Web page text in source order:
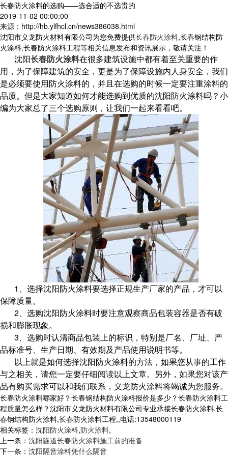
长春防火涂料的选购——选合适的不选贵的
2019-11-02 00:00:00
来源：http://hb.ylfhcl.cn/news386038.html
沈阳市义龙防火材料有限公司为您免费提供长春防火涂料,长春钢结构防
火涂料,长春防火涂料工程等相关信息发布和资讯展示，敬请关注！
沈阳长春防火涂料在很多建筑设施中都有着至关重要的作
用，为了保障建筑的安全，更是为了保障设施内人身安全，我们
是必须要使用防火涂料的，并且在选购的时候一定要注重涂料的
品质。但是大家知道如何才能选购到优质的沈阳防火涂料吗？小
编为大家总了三个选购原则，让我们一起来看看吧。
1、选择沈阳防火涂料要选择正规生产厂家的产品，才可以
保障质量。
2、选购沈阳防火涂料时要注意观察商品包装容器是否有破
损和膨胀现象。
3、选购时认清商品包装上的标识，特别是厂名、厂址、产
品标准号、生产日期、有效期及产品使用说明书等。
以上就是如何选择沈阳防火涂料的方法，如果您从事的工作
与之相关，请您一定要仔细阅读以上文章。另外，如果您对该产
品有购买需求可以和我们联系，义龙防火涂料将竭诚为您服务。
长春防火涂料哪家好？长春钢结构防火涂料报价是多少？长春防火涂料工
程质量怎么样？沈阳市义龙防火材料有限公司专业承接长春防火涂料,长
春钢结构防火涂料,长春防火涂料工程,,电话:13548000119
相关标签： 沈阳防火涂料,防火涂料,
上一条： 沈阳隧道长春防火涂料施工前的准备
下一条： 沈阳隔音涂料凭什么隔音